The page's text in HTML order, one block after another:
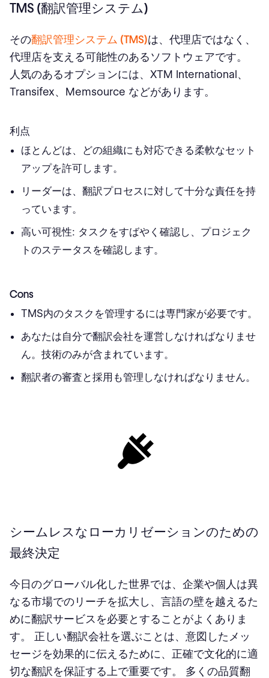
TMS (翻訳管理システム)
その翻訳管理システム (TMS)は、代理店ではなく、
代理店を支える可能性のあるソフトウェアです。
人気のあるオプションには、XTM International、
Transifex、Memsource などがあります。
利点
ほとんどは、どの組織にも対応できる柔軟なセット
アップを許可します。
リーダーは、翻訳プロセスに対して十分な責任を持
っています。
高い可視性: タスクをすばやく確認し、プロジェク
トのステータスを確認します。 ‍
Cons
TMS内のタスクを管理するには専門家が必要です。
あなたは自分で翻訳会社を運営しなければなりませ
ん。技術のみが含まれています。
翻訳者の審査と採用も管理しなければなりません。
シームレスなローカリゼーションのための
最終決定
今日のグローバル化した世界では、企業や個人は異
なる市場でのリーチを拡大し、言語の壁を越えるた
めに翻訳サービスを必要とすることがよくありま
す。 正しい翻訳会社を選ぶことは、意図したメッ
セージを効果的に伝えるために、正確で文化的に適
切な翻訳を保証する上で重要です。 多くの品質翻